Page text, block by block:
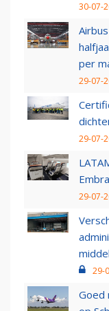
30-07-
per
29-07-
29-07-
29-07-
29-
Goed